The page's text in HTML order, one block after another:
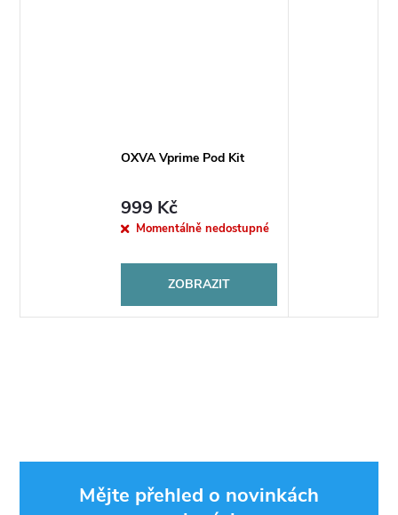
OXVA Vprime Pod Kit
999 Kč
Momentálně nedostupné
ZOBRAZIT
Mějte přehled o novinkách